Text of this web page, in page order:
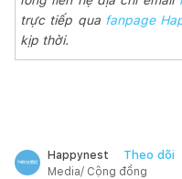
trực tiếp qua fanpage
kịp thời.
Happynest Theo dõi
Media/ Cộng đồng